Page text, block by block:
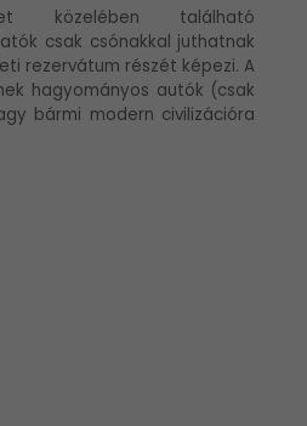
közelében található
csak csónakkal juthatnak
rezervátum részét képezi. A
hagyományos autók (csak
bármi modern civilizációra